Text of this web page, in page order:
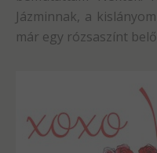
Jázminnak, a
már egy rózsaszínt